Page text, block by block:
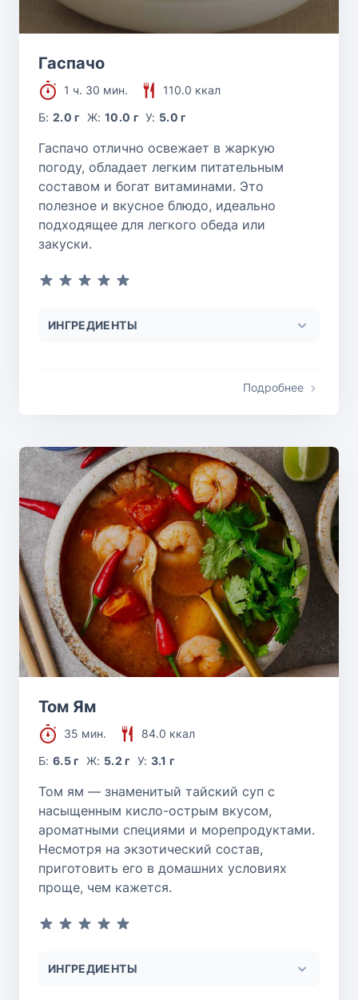
Гаспачо
1 ч. 30 мин.
110.0 ккал
Б:2.0 г Ж: 10.0 г У: 5.0 г
Гаспачо отлично освежает в жаркую
погоду, обладает легким питательным
составом и богат витаминами. Это
полезное и вкусное блюдо, идеально
подходящее для легкого обеда или
закуски.
ИНГРЕДИЕНТЫ
Подробнее
Том Ям
35 мин.
84.0 ккал
Б:6.5 г Ж: 5.2 г У: 3.1 г
Том ям — знаменитый тайский суп с
насыщенным кисло-острым вкусом,
ароматными специями и морепродуктами.
Несмотря на экзотический состав,
приготовить его в домашних условиях
проще, чем кажется.
ИНГРЕДИЕНТЫ